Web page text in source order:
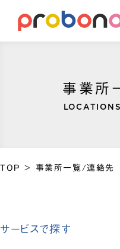
事業所
TOP > 事業所一覧/連絡先
サービスで探す